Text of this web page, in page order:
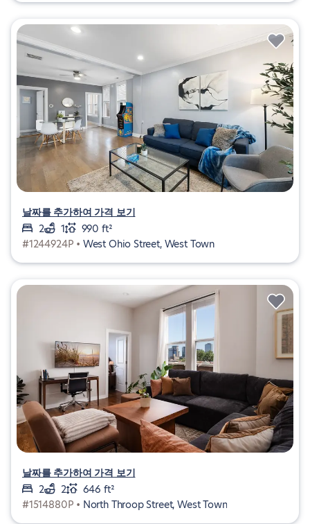
날짜를 추가하여 가격 보기
2
1
990 ft²
#1244924P • West Ohio Street, West Town
날짜를 추가하여 가격 보기
2
2
646 ft²
#1514880P • North Throop Street, West Town